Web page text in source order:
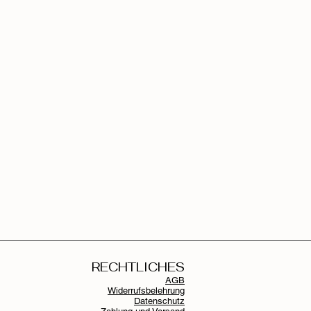
RECHTLICHES
AGB
Widerrufsbelehrung
Datenschutz